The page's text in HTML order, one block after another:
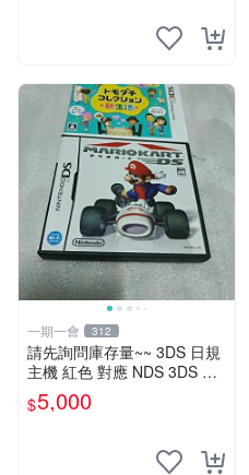
一期一會 312
請先詢問庫存量~~ 3DS 日規
主機 紅色 對應 NDS 3DS 日
規遊戲
$5,000